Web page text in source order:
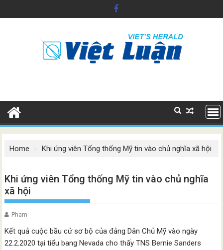
to
Home Khi ứng viên Tổng thống Mỹ tin vào chủ nghĩa xã hội
Khi ứng viên Tổng thống Mỹ tin vào chủ nghĩa
xã hội
Pham
Kết quả cuộc bầu cử sơ bộ của đảng Dân Chủ Mỹ vào ngày
22.2.2020 tại tiểu bang Nevada cho thấy TNS Bernie Sanders